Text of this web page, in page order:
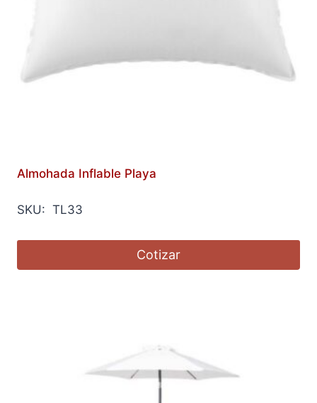
Almohada Inflable Playa
SKU: TL33
Cotizar